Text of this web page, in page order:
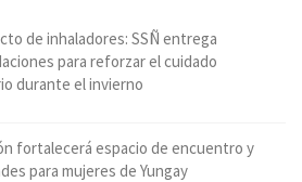
de inhaladores: SSÑ entrega
para reforzar el cuidado
durante el invierno
fortalecerá espacio de encuentro y
para mujeres de Yungay